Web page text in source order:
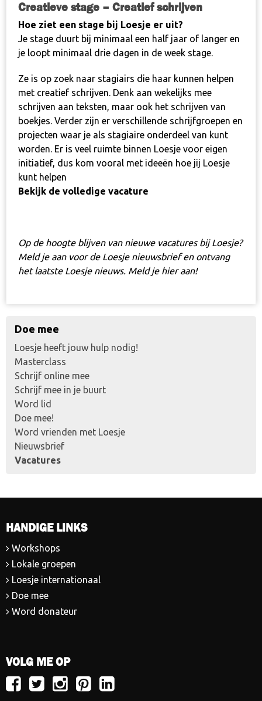
Creatieve stage – Creatief schrijven
Hoe ziet een stage bij Loesje er uit?
Je stage duurt bij minimaal een half jaar of langer en
je loopt minimaal drie dagen in de week stage.
Ze is op zoek naar stagiairs die haar kunnen helpen
met creatief schrijven. Denk aan wekelijks mee
schrijven aan teksten, maar ook het schrijven van
boekjes. Verder zijn er verschillende schrijfgroepen en
projecten waar je als stagiaire onderdeel van kunt
worden. Er is veel ruimte binnen Loesje voor eigen
initiatief, dus kom vooral met ideeën hoe jij Loesje
kunt helpen
Bekijk de volledige vacature
Op de hoogte blijven van nieuwe vacatures bij Loesje?
Meld je aan voor de Loesje nieuwsbrief en ontvang
het laatste Loesje nieuws. Meld je hier aan!
Doe mee
Loesje heeft jouw hulp nodig!
Masterclass
Schrijf online mee
Schrijf mee in je buurt
Word lid
Doe mee!
Word vrienden met Loesje
Nieuwsbrief
Vacatures
HANDIGE LINKS
Workshops
Lokale groepen
Loesje internationaal
Doe mee
Word donateur
VOLG ME OP
VolgVolgVolgVolgVolg